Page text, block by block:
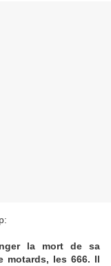
la mort de sa
motards, les 666. Il